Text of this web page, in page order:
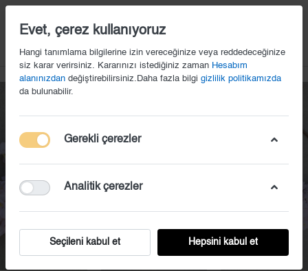
Evet, çerez kullanıyoruz
Hangi tanımlama bilgilerine izin vereceğinize veya reddedeceğinize
siz karar verirsiniz. Kararınızı istediğiniz zaman Hesabım
alanınızdan değiştirebilirsiniz.Daha fazla bilgi gizlilik politikamızda
da bulunabilir.
Gerekli çerezler
Analitik çerezler
Seçileni kabul et Hepsini kabul et